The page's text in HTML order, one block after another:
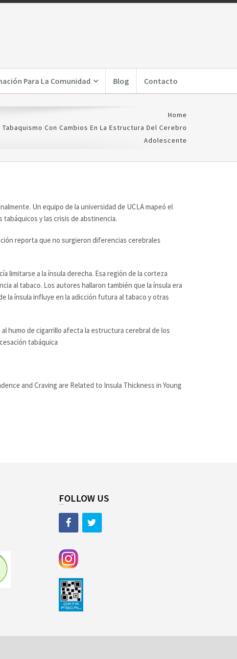
Para La Comunidad Blog Contacto
Home
Tabaquismo Con Cambios En La Estructura Del Cerebro
Adolescente
Un equipo de la universidad de UCLA mapeó el
y las crisis de abstinencia.
reporta que no surgieron diferencias cerebrales
limitarse a la ínsula derecha. Esa región de la corteza
al tabaco. Los autores hallaron también que la ínsula era
la ínsula influye en la adicción futura al tabaco y otras
humo de cigarrillo afecta la estructura cerebral de los
tabáquica
and Craving are Related to Insula Thickness in Young
FOLLOW US